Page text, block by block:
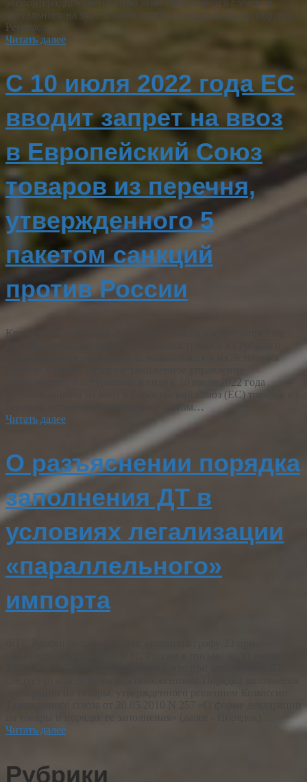
актуального на этот момент статуса предприятия-экспортера в
Реестре…
Читать далее
С 10 июля 2022 года ЕС
вводит запрет на ввоз
в Европейский Союз
товаров из перечня,
утвержденного 5
пакетом санкций
против России
Кроме того, с 10 июля 2022 года Эстония вводит запрет на
информирует о вступлении в силу с 10 июля 2022 года
полного запрета на ввоз в Европейский Союз (ЕС) товаров из
перечня, определенного пятым пакетом…
Читать далее
О разъяснении порядка
заполнения ДТ в
условиях легализации
«параллельного»
импорта
Читать далее
Рубрики